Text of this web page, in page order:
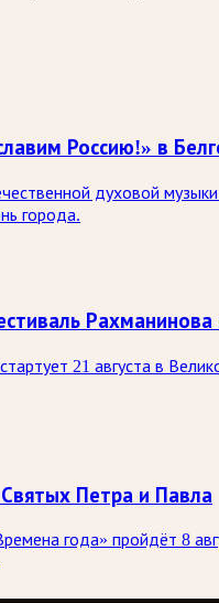
Россию!» в
духовой
города.
21 августа в
Петра и Павла
года» пройдёт 8